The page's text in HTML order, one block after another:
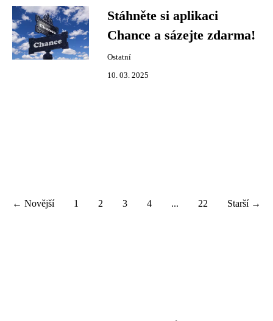
Stáhněte si aplikaci
Chance a sázejte zdarma!
Ostatní
10. 03. 2025
← Novější 1 2 3 4 ... 22 Starší →